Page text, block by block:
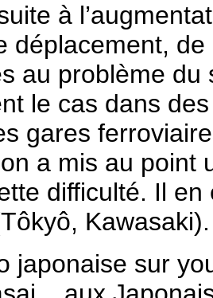
à
déplacement,
au problème du
le cas dans
gares
a mis au point
difficulté. Il
Kawasaki).
japonaise sur